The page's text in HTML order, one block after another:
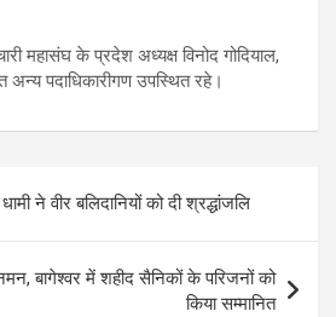
महासंघ के प्रदेश अध्यक्ष विनोद गोदियाल,
अन्य पदाधिकारीगण उपस्थित रहे।
ने वीर बलिदानियों को दी श्रद्धांजलि
बागेश्वर में शहीद सैनिकों के परिजनों को
किया सम्मानित